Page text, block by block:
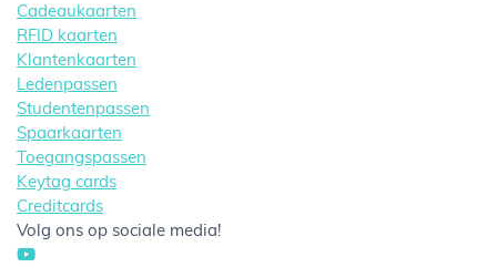
Cadeaukaarten
RFID kaarten
Klantenkaarten
Ledenpassen
Studentenpassen
Spaarkaarten
Toegangspassen
Keytag cards
Creditcards
Volg ons op sociale media!